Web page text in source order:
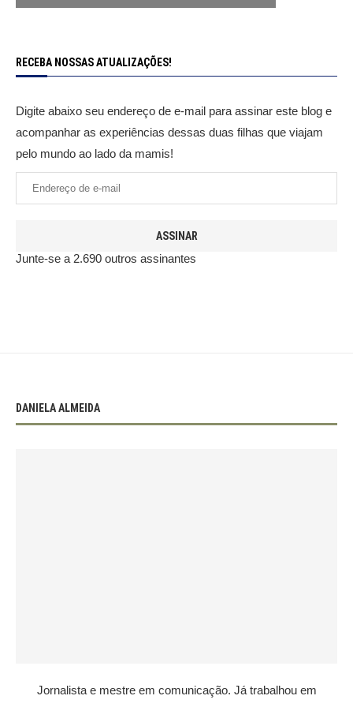
RECEBA NOSSAS ATUALIZAÇÕES!
Digite abaixo seu endereço de e-mail para assinar este blog e
acompanhar as experiências dessas duas filhas que viajam
pelo mundo ao lado da mamis!
ASSINAR
Junte-se a 2.690 outros assinantes
DANIELA ALMEIDA
Jornalista e mestre em comunicação. Já trabalhou em